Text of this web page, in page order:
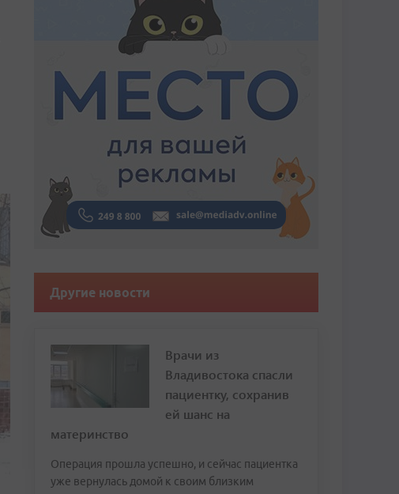
Другие новости
Врачи из
Владивостока спасли
пациентку, сохранив
ей шанс на
материнство
Операция прошла успешно, и сейчас пациентка
уже вернулась домой к своим близким